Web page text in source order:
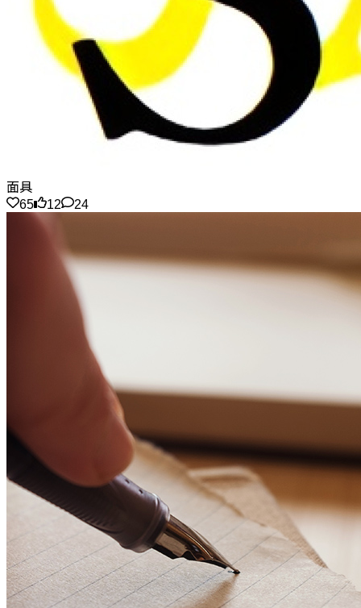
面具
65
12 24